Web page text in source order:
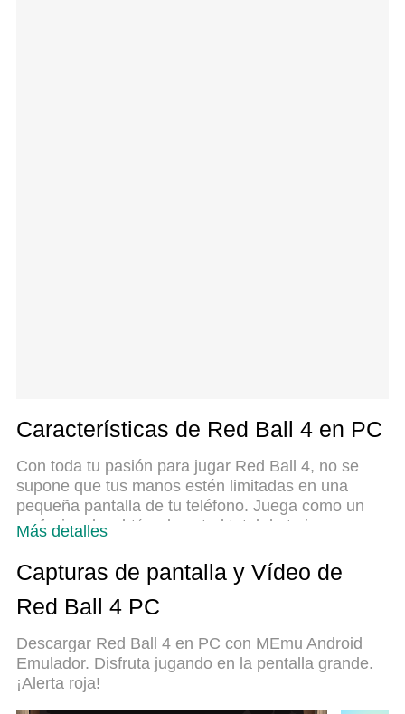
Características de Red Ball 4 en PC
Con toda tu pasión para jugar Red Ball 4, no se
supone que tus manos estén limitadas en una
pequeña pantalla de tu teléfono. Juega como un
profesional y obtén el control total de tu juego con
cosas que espera. Descargar y jugar Red Ball 4 en
PC. Juega todo el tiempo que quieras, sin más
limitaciones de batería, datos móviles y llamadas
para jugar Red Ball 4 en PC. Preparado con
nuestra experiencia, el exquisito sistema de
keymapping preestablecido convierte a Red Ball 4
Más detalles
Capturas de pantalla y Vídeo de
Red Ball 4 PC
Descargar Red Ball 4 en PC con MEmu Android
Emulador. Disfruta jugando en la pentalla grande.
¡Alerta roja!